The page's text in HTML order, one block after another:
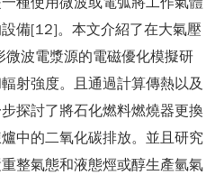
備[12]。本文介紹了在大氣壓
波電漿源的電磁優化模擬研
射強度。且通過計算傳熱以及
探討了將石化燃料燃燒器更換
中的二氧化碳排放。並且研究
整氣態和液態烴或醇生產氫氣